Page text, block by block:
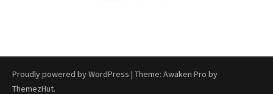
Proudly powered by WordPress | Theme: Awaken Pro by
ThemezHut.